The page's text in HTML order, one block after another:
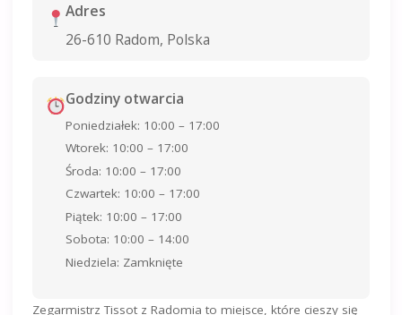
Adres
26-610 Radom, Polska
Godziny otwarcia
Poniedziałek: 10:00 – 17:00
Wtorek: 10:00 – 17:00
Środa: 10:00 – 17:00
Czwartek: 10:00 – 17:00
Piątek: 10:00 – 17:00
Sobota: 10:00 – 14:00
Niedziela: Zamknięte
Zegarmistrz Tissot z Radomia to miejsce, które cieszy się